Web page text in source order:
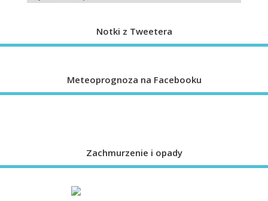
Notki z Tweetera
Meteoprognoza na Facebooku
Zachmurzenie i opady